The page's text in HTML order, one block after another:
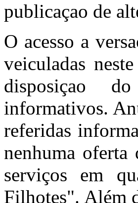
publicaçao de
O acesso a
veiculadas
disposiçao
informativos.
referidas
nenhuma oferta
serviços em
Filhotes". Além